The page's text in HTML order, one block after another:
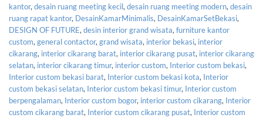
kantor,desain ruang meeting kecil,desain ruang meeting modern,desain
ruang rapat kantor, DesainKamarMinimalis, DesainKamarSetBekasi,
DESIGN OF FUTURE,desin interior grand wisata,furniture kantor
custom,general contactor,grand wisata, interior bekasi, interior
cikarang, interior cikarang barat, interior cikarang pusat, interior cikarang
selatan, interior cikarang timur, interior custom, Interior custom bekasi,
Interior custom bekasi barat, Interior custom bekasi kota, Interior
custom bekasi selatan, Interior custom bekasi timur, Interior custom
berpengalaman, Interior custom bogor, interior custom cikarang, Interior
custom cikarang barat, Interior custom cikarang pusat, Interior custom